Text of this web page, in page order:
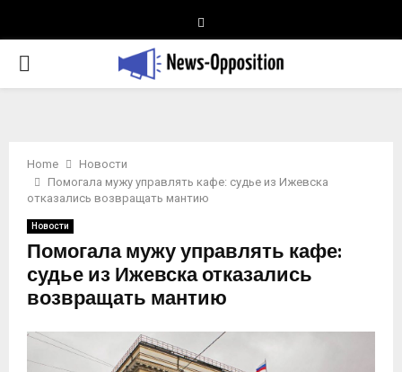
PRIMARY
Home
Новости
Помогала мужу управлять кафе: судье из Ижевска
отказались возвращать мантию
Новости
Помогала мужу управлять кафе:
судье из Ижевска отказались
возвращать мантию